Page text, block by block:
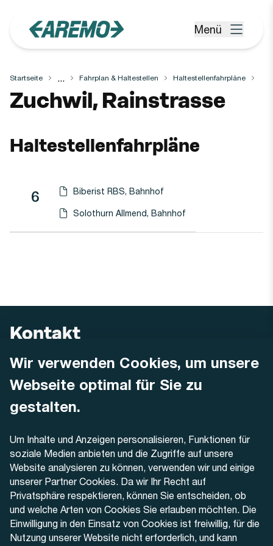
Wir verwenden Cookies, um unsere
Webseite optimal für Sie zu
gestalten.
Um Inhalte und Anzeigen personalisieren, Funktionen für
soziale Medien anbieten und die Zugriffe auf unsere
Website analysieren zu können, verwenden wir und einige
unserer Partner Cookies. Da wir Ihr Recht auf
Privatsphäre respektieren, können Sie entscheiden, ob
und welche Arten von Cookies Sie erlauben möchten. Die
Einwilligung in den Einsatz von Cookies ist freiwillig, für die
Nutzung unserer Website nicht erforderlich, und kann
Menü öffnen
Menü
Startseite ... Fahrplan & Haltestellen Haltestellenfahrpläne
Haltestelle
Zuchwil, Rainstrasse
Haltestellenfahrpläne
Linie Richtung
Linie
6 Haltestellen-PDF herunterladen für
Biberist RBS, Bahnhof
(Öffnet in einen neuen Tab oder Fenster)
Haltestellen-PDF herunterladen für
Solothurn Allmend, Bahnhof
(Öffnet in einen neuen Tab oder Fenster)
Kontakt
AREMO
Dornacherstrasse 48
4500 Solothurn
+41 32 622 37 22
Kontaktformular